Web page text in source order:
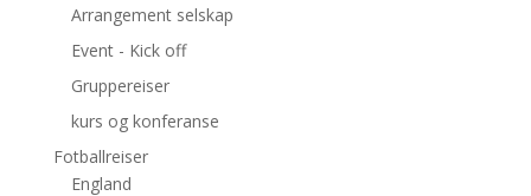
Arrangement selskap
Event - Kick off
Gruppereiser
kurs og konferanse
Fotballreiser
England